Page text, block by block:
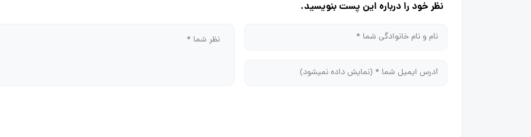
نظر خود را درباره این پست بنویسید.